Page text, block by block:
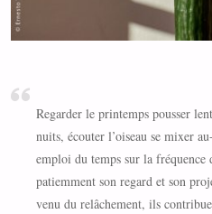
Regarder le printemps pousser
nuits, écouter l’oiseau se mixer
emploi du temps sur la fréquence
patiemment son regard et son
venu du relâchement, ils